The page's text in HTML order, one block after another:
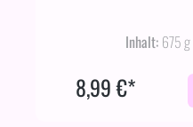
Inhalt: 675 g
8,99 €*